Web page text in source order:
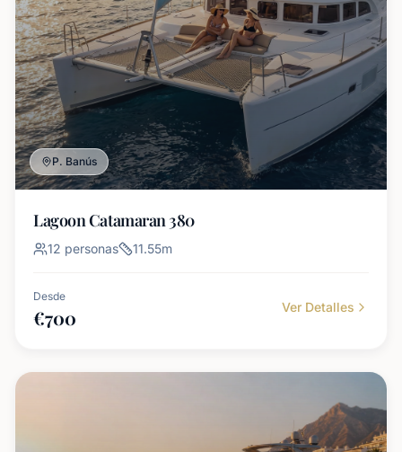
P. Banús
Lagoon Catamaran 380
12 personas 11.55m
Desde
€700 Ver Detalles